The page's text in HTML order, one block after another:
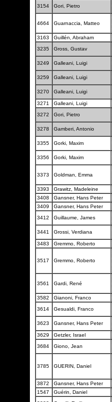
3154 Gori, Pietro
4664 Guarnaccia, Matteo
3163 Guillén, Abraham
3235
Gross, Gustav
3249 Galleani, Luigi
3259 Galleani, Luigi
3270 Galleani, Luigi
3271 Galleani, Luigi
3272
Gori, Pietro
3278 Gamberi, Antonio
3355 Gorki, Maxim
3356 Gorki, Maxim
3373 Goldman, Emma
3393 Grawitz, Madeleine
3408
Gansner, Hans Peter
3409
Gansner, Hans Peter
3412
Guillaume, James
3441 Grossi, Verdiana
3483 Gremmo, Roberto
3517 Gremmo, Roberto
3561 Gardi, René
3582 Gianoni, Franco
3614
Gesualdi, Franco
3623 Gansner, Hans Peter
3629 Getzler, Israel
3684
Giono, Jean
3785 GUERIN, Daniel
3872 Gansner, Hans Peter
1547
Guérin, Daniel